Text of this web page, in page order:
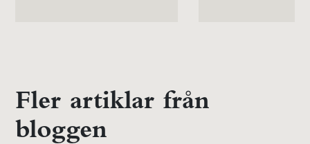
Fler artiklar från
bloggen